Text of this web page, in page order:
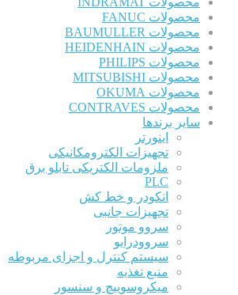
محصولات FANUC
محصولات BAUMULLER
محصولات HEIDENHAIN
محصولات PHILIPS
محصولات MITSUBISHI
محصولات OKUMA
محصولات CONTRAVES
سایر برندها
اینورتر
تجهیزات الکترومکانیکی
ملزومات الکتریکی تابلو برق
PLC
انکودر و خط کش
تجهیزات جانبی
سروو موتور
سروودرایو
سیستم کنترل و اجزای مربوطه
منبع تغذیه
میکروسوییچ و سنسور